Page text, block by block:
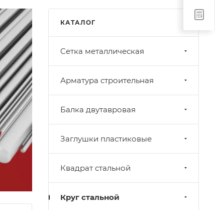
КАТАЛОГ
Cетка металлическая
Арматура строительная
Балка двутавровая
Заглушки пластиковые
Квадрат стальной
Круг стальной